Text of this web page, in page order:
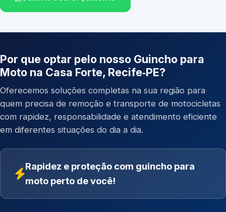
Por que optar pelo nosso Guincho para
Moto na Casa Forte, Recife‑PE?
Oferecemos soluções completas na sua região para
quem precisa de remoção e transporte de motocicletas
com rapidez, responsabilidade e atendimento eficiente
em diferentes situações do dia a dia.
Rapidez e proteção com guincho para
moto perto de você!